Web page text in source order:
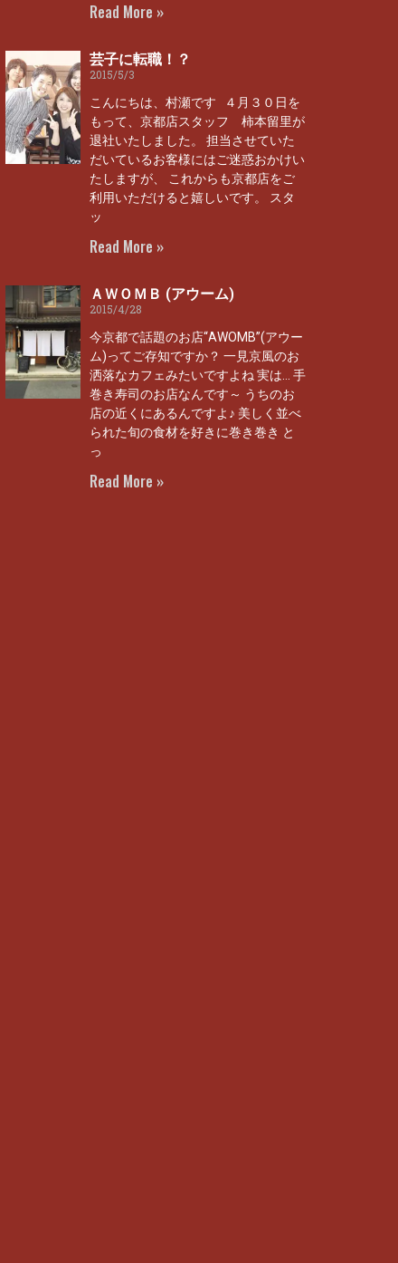
Read More »
芸子に転職！？
2015/5/3
こんにちは、村瀬です ４月３０日を
もって、京都店スタッフ 柿本留里が
退社いたしました。 担当させていた
だいているお客様にはご迷惑おかけい
たしますが、 これからも京都店をご
利用いただけると嬉しいです。 スタ
ッ
Read More »
ＡＷＯＭＢ (アウーム)
2015/4/28
今京都で話題のお店“AWOMB”(アウー
ム)ってご存知ですか？ 一見京風のお
洒落なカフェみたいですよね 実は… 手
巻き寿司のお店なんです～ うちのお
店の近くにあるんですよ♪ 美しく並べ
られた旬の食材を好きに巻き巻き と
っ
Read More »